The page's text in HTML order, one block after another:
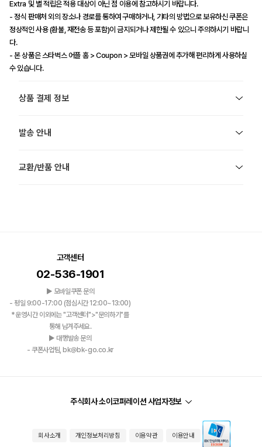
Extra 및 별 적립은 적용 대상이 아닌 점 이용에 참고하시기 바랍니다.
- 정식 판매처 외의 장소나 경로를 통하여 구매하거나, 기타의 방법으로 보유하신 쿠폰은
정상적인 사용 (환불, 재전송 등 포함)이 금지되거나 제한될 수 있으니 주의하시기 바랍니
다.
- 본 상품은 스타벅스 어플 홈 > Coupon > 모바일 상품권에 추가해 편리하게 사용하실
수 있습니다.
상품 결제 정보
발송 안내
교환/반품 안내
고객센터
02-536-1901
▶ 모바일쿠폰 문의
- 평일 9:00-17:00 (점심시간 12:00~13:00)
*운영시간 이외에는 "고객센터">"문의하기"를
통해 남겨주세요.
▶ 대행발송 문의
- 쿠폰사업팀, bk@bk-go.co.kr
주식회사 소이코퍼레이션 사업자정보
회사소개 개인정보처리방침 이용약관 이용안내